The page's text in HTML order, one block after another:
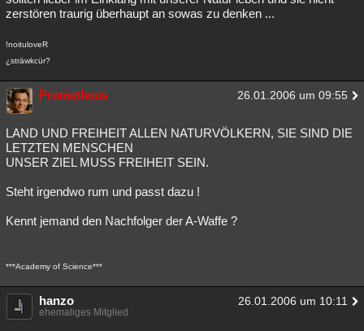
zerstören traurig überhaupt an sowas zu denken ...
!noituloveR
¿sträwkcür?
Prometheus 26.01.2006 um 09:55
LAND UND FREIHEIT ALLEN NATURVÖLKERN, SIE SIND DIE
LETZTEN MENSCHEN
UNSER ZIEL MUSS FREIHEIT SEIN.
Steht irgendwo rum und passt dazu !
Kennt jemand den Nachfolger der A-Waffe ?
***Academy of Science***
hanzo 26.01.2006 um 10:11
ehemaliges Mitglied